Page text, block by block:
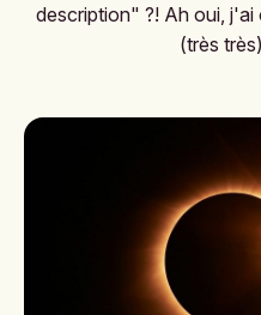
description" ?! Ah oui, j'ai
(très